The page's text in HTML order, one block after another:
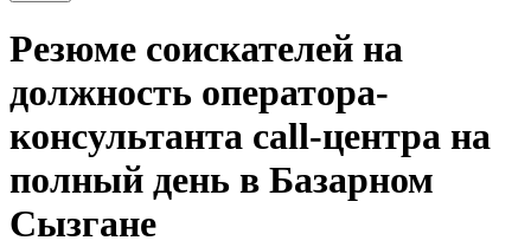
Резюме соискателей на
должность оператора-
консультанта call-центра на
полный день в Базарном
Сызгане